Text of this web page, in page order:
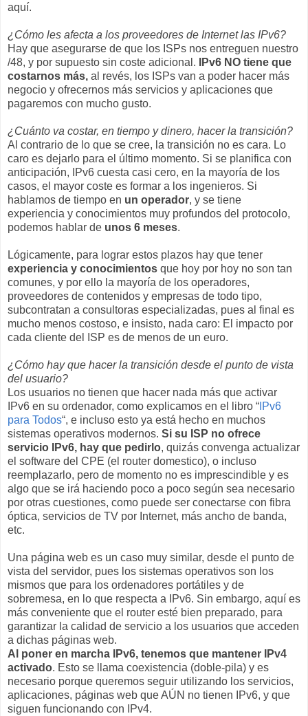
aquí.
¿Cómo les afecta a los proveedores de Internet las IPv6?
Hay que asegurarse de que los ISPs nos entreguen nuestro
/48, y por supuesto sin coste adicional.
IPv6 NO tiene que
costarnos más, al revés, los ISPs van a poder hacer más
negocio y ofrecernos más servicios y aplicaciones que
pagaremos con mucho gusto.
¿Cuánto va costar, en tiempo y dinero, hacer la transición?
Al contrario de lo que se cree, la transición no es cara. Lo
caro es dejarlo para el último momento. Si se planifica con
anticipación, IPv6 cuesta casi cero, en la mayoría de los
casos, el mayor coste es formar a los ingenieros. Si
hablamos de tiempo en un operador, y se tiene
experiencia y conocimientos muy profundos del protocolo,
podemos hablar de unos 6 meses.
Lógicamente, para lograr estos plazos hay que tener
experiencia y conocimientos que hoy por hoy no son tan
comunes, y por ello la mayoría de los operadores,
proveedores de contenidos y empresas de todo tipo,
subcontratan a consultoras especializadas, pues al final es
mucho menos costoso, e insisto, nada caro: El impacto por
cada cliente del ISP es de menos de un euro.
¿Cómo hay que hacer la transición desde el punto de vista
del usuario?
Los usuarios no tienen que hacer nada más que activar
IPv6 en su ordenador, como explicamos en el libro “ IPv6
para Todos“, e incluso esto ya está hecho en muchos
sistemas operativos modernos. Si su ISP no ofrece
servicio IPv6, hay que pedirlo, quizás convenga actualizar
el software del CPE (el router domestico), o incluso
reemplazarlo, pero de momento no es imprescindible y es
algo que se irá haciendo poco a poco según sea necesario
por otras cuestiones, como puede ser conectarse con fibra
óptica, servicios de TV por Internet, más ancho de banda,
etc.
Una página web es un caso muy similar, desde el punto de
vista del servidor, pues los sistemas operativos son los
mismos que para los ordenadores portátiles y de
sobremesa, en lo que respecta a IPv6. Sin embargo, aquí es
más conveniente que el router esté bien preparado, para
garantizar la calidad de servicio a los usuarios que acceden
a dichas páginas web.
Al poner en marcha IPv6, tenemos que mantener IPv4
activado. Esto se llama coexistencia (doble-pila) y es
necesario porque queremos seguir utilizando los servicios,
aplicaciones, páginas web que AÚN no tienen IPv6, y que
siguen funcionando con IPv4.